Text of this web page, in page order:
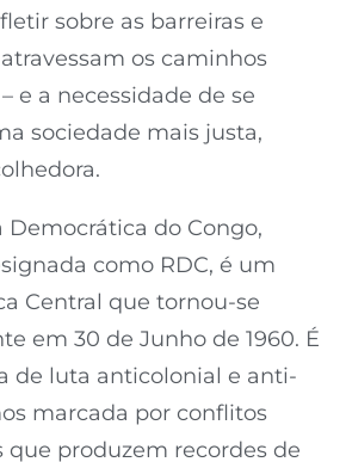
sobre as barreiras e
os caminhos
e a necessidade de se
sociedade mais justa,
Democrática do Congo,
como RDC, é um
Central que tornou-se
em 30 de Junho de 1960. É
de luta anticolonial e anti-
marcada por conflitos
que produzem recordes de